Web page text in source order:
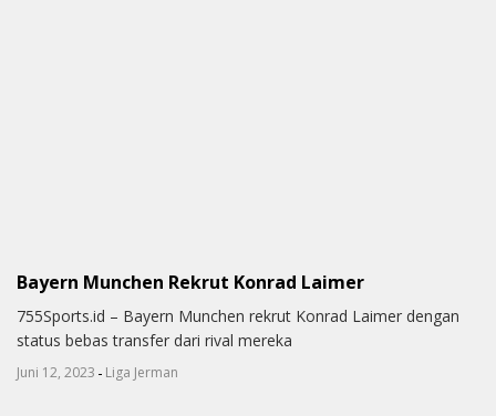
Bayern Munchen Rekrut Konrad Laimer
755Sports.id – Bayern Munchen rekrut Konrad Laimer dengan
status bebas transfer dari rival mereka
Juni 12, 2023 - Liga Jerman